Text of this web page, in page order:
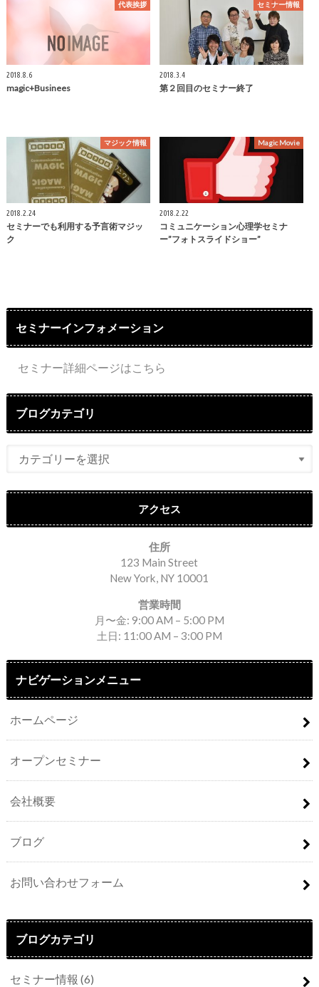
代表挨拶
2018.8.6
magic+Businees
セミナー情報
2018.3.4
第２回目のセミナー終了
マジック情報
2018.2.24
セミナーでも利用する予言術マジッ
ク
Magic Movie
2018.2.22
コミュニケーション心理学セミナ
ー”フォトスライドショー”
セミナーインフォメーション
セミナー詳細ページはこちら
ブログカテゴリ
アクセス
住所
123 Main Street
New York, NY 10001
営業時間
月〜金: 9:00 AM – 5:00 PM
土日: 11:00 AM – 3:00 PM
ナビゲーションメニュー
ホームページ
オープンセミナー
会社概要
ブログ
お問い合わせフォーム
ブログカテゴリ
セミナー情報 (6)